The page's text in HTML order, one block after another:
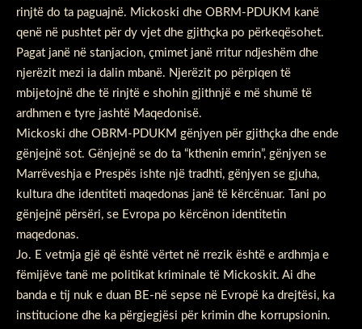
rinjtë do ta paguajnë. Mickoski dhe OBRM-PDUKM kanë
qenë në pushtet për dy vjet dhe gjithçka po përkeqësohet.
Pagat janë në stanjacion, çmimet janë rritur ndjeshëm dhe
njerëzit mezi ia dalin mbanë. Njerëzit po përpiqen të
mbijetojnë dhe të rinjtë e shohin gjithnjë e më shumë të
ardhmen e tyre jashtë Maqedonisë.
Mickoski dhe OBRM-PDUKM gënjyen për gjithçka dhe ende
gënjejnë sot. Gënjejnë se do ta “kthenin emrin”, gënjyen se
Marrëveshja e Prespës ishte një tradhti, gënjyen se gjuha,
kultura dhe identiteti maqedonas janë të kërcënuar. Tani po
gënjejnë përsëri, se Evropa po kërcënon identitetin
maqedonas.
Jo. E vetmja gjë që është vërtet në rrezik është e ardhmja e
fëmijëve tanë me politikat kriminale të Mickoskit. Ai dhe
banda e tij nuk e duan BE-në sepse në Evropë ka drejtësi, ka
institucione dhe ka përgjegjësi për krimin dhe korrupsionin.